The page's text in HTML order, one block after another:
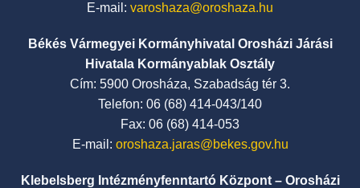
E-mail: varoshaza@oroshaza.hu
Békés Vármegyei Kormányhivatal Orosházi Járási
Hivatala Kormányablak Osztály
Cím: 5900 Orosháza, Szabadság tér 3.
Telefon: 06 (68) 414-043/140
Fax: 06 (68) 414-053
E-mail: oroshaza.jaras@bekes.gov.hu
Klebelsberg Intézményfenntartó Központ – Orosházi